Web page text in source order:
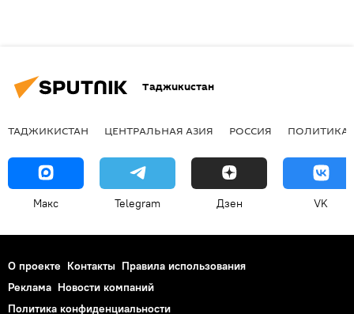
Таджикистан
ТАДЖИКИСТАН ЦЕНТРАЛЬНАЯ АЗИЯ РОССИЯ ПОЛИТИКА
Макс Telegram Дзен VK
О проекте Контакты Правила использования
Реклама Новости компаний
Политика конфиденциальности